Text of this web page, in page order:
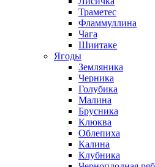
Траметес
Фламмуллина
Чага
Шиитаке
Ягоды
Земляника
Черника
Голубика
Малина
Брусника
Клюква
Облепиха
Калина
Клубника